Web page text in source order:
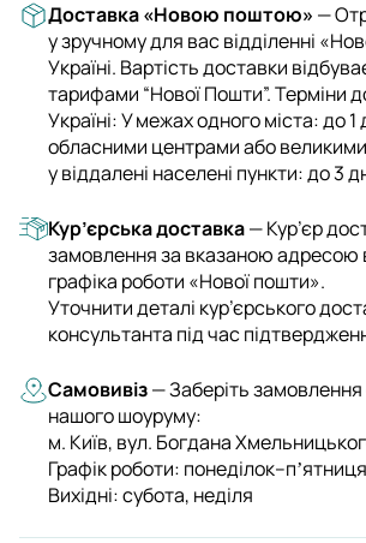
Доставка «Новою поштою» —
у зручному для вас відділенні
Україні. Вартість доставки
тарифами “Нової Пошти”. Терміни
Україні: У межах одного міста: до 1
обласними центрами або великими
у віддалені населені пункти: до 3
Кур’єрська доставка— Кур’єр
замовлення за вказаною адресою
графіка роботи «Нової пошти».
Уточнити деталі кур’єрського
консультанта під час
Самовивіз— Заберіть замовлення
нашого шоуруму:
м. Київ, вул. Богдана
Графік роботи:
Вихідні: субота, неділя